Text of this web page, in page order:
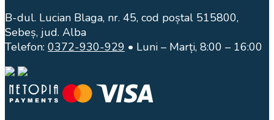
B-dul. Lucian Blaga, nr. 45, cod poștal 515800,
Sebeș, jud. Alba
Telefon: 0372-930-929 • Luni – Marți, 8:00 – 16:00